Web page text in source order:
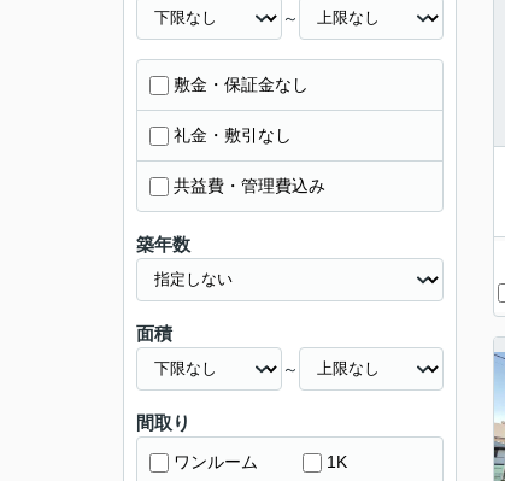
～
敷金・保証金なし
礼金・敷引なし
共益費・管理費込み
築年数
面積
～
間取り
ワンルーム 1K